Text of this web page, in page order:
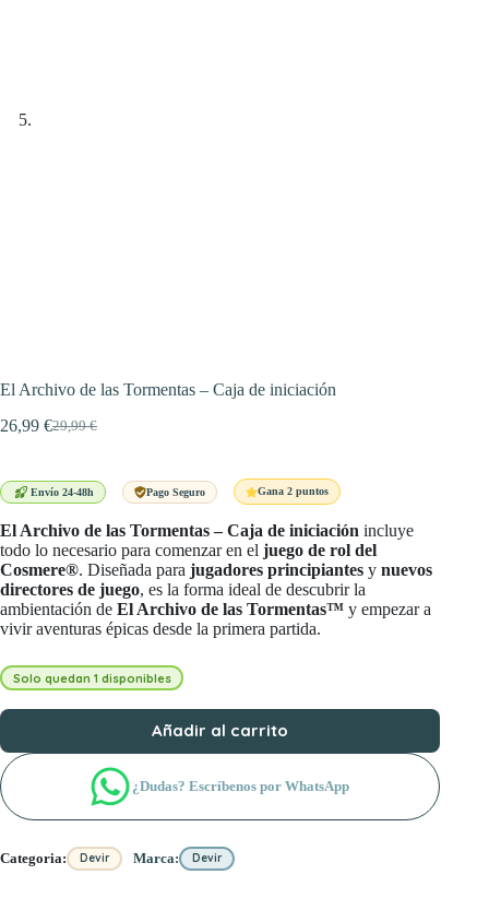
El Archivo de las Tormentas – Caja de iniciación
29,99€
El
era:
26,99 €El
es:
Envío 24-48h Pago Seguro Gana 2 puntos
El Archivo de las Tormentas – Caja de iniciación incluye
todo lo necesario para comenzar en el juego de rol del
Cosmere®. Diseñada para jugadores principiantes y nuevos
directores de juego, es la forma ideal de descubrir la
ambientación de El Archivo de las Tormentas™ y empezar a
vivir aventuras épicas desde la primera partida.
Solo quedan 1 disponibles
Añadir al carrito
¿Dudas? Escríbenos por WhatsApp
Categoria: Devir Marca: Devir